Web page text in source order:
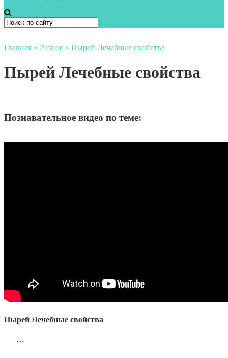
Главная » Разное » Пырей Лечебные свойства
Пырей Лечебные свойства
Познавательное видео по теме:
Пырей Лечебные свойства
…